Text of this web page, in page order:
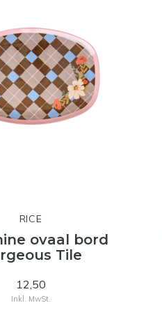
RICE
ovaal bord
Tile
12,50
Inkl. MwSt.